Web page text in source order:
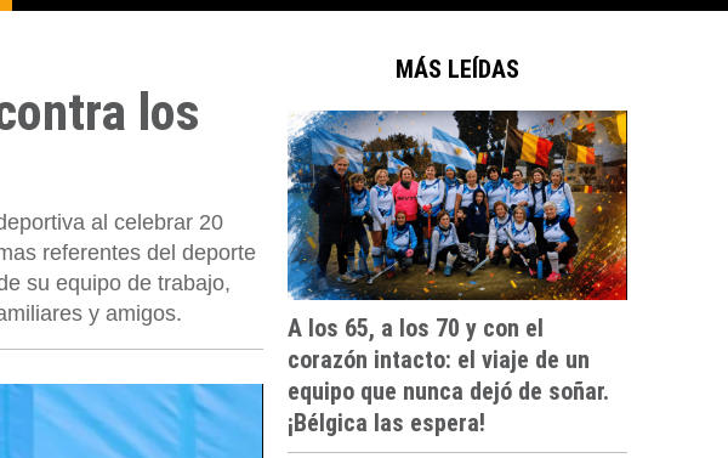
los
al celebrar 20
referentes del deporte
su equipo de trabajo,
y amigos.
MÁS LEÍDAS
A los 65, a los 70 y con el
corazón intacto: el viaje de un
equipo que nunca dejó de soñar.
¡Bélgica las espera!